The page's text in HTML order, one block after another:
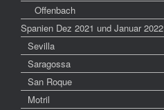
Offenbach
Spanien Dez 2021 und Januar 2022
Sevilla
Saragossa
San Roque
Motril